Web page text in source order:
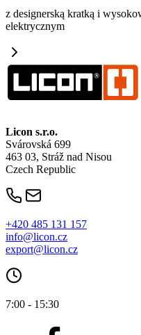
z designerską kratką i
elektrycznym
Licon s.r.o.
Svárovská 699
463 03, Stráž nad Nisou
Czech Republic
+420 485 131 157
info@licon.cz
export@licon.cz
7:00 - 15:30